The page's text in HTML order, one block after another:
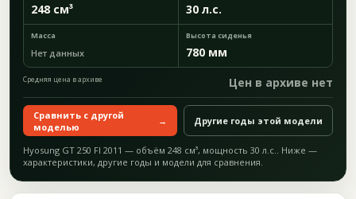
248 см³ 30 л.с.
Масса
Нет данных
Высота сиденья
780 мм
Средняя цена в архиве Цен в архиве нет
Сравнить с другой
моделью
→ Другие годы этой модели
Hyosung GT 250 FI 2011 — объём 248 см³, мощность 30 л.с.. Ниже —
характеристики, другие годы и модели для сравнения.